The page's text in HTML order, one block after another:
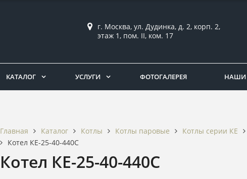
г. Москва, ул. Дудинка, д. 2, корп. 2,
этаж 1, пом. II, ком. 17
КАТАЛОГ УСЛУГИ ФОТОГАЛЕРЕЯ НАШИ
Главная Каталог Котлы Котлы паровые Котлы серии КЕ
Котел КЕ-25-40-440С
Котел КЕ-25-40-440С